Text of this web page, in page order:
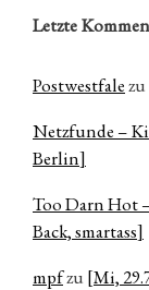
Letzte
Postwestfalezu
Netzfunde –
Berlin]
Too Darn Hot
Back, smartass]
mpfzu [Mi,